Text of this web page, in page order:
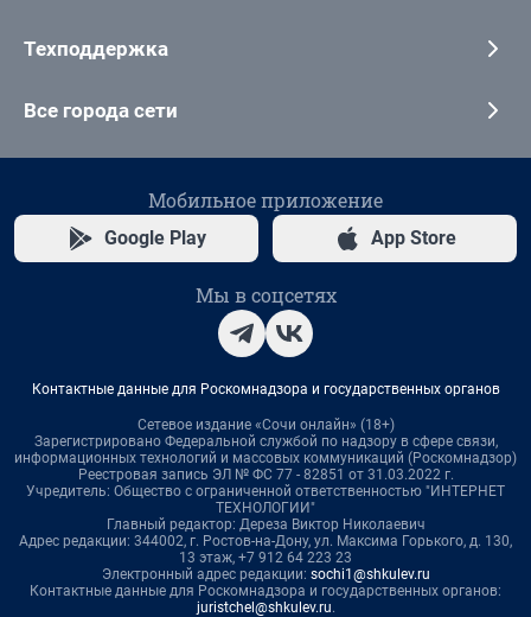
Техподдержка
Все города сети
Мобильное приложение
Google Play App Store
Мы в соцсетях
Контактные данные для Роскомнадзора и государственных органов
Сетевое издание «Сочи онлайн» (18+)
Зарегистрировано Федеральной службой по надзору в сфере связи,
информационных технологий и массовых коммуникаций (Роскомнадзор)
Реестровая запись ЭЛ № ФС 77 - 82851 от 31.03.2022 г.
Учредитель: Общество с ограниченной ответственностью "ИНТЕРНЕТ
ТЕХНОЛОГИИ"
Главный редактор: Дереза Виктор Николаевич
Адрес редакции: 344002, г. Ростов-на-Дону, ул. Максима Горького, д. 130,
13 этаж, +7 912 64 223 23
Электронный адрес редакции: sochi1@shkulev.ru
Контактные данные для Роскомнадзора и государственных органов:
juristchel@shkulev.ru.